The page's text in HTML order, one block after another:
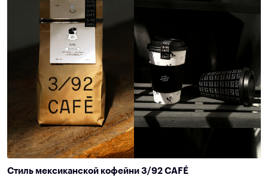
Стиль мексиканской кофейни 3/92 CAFÉ